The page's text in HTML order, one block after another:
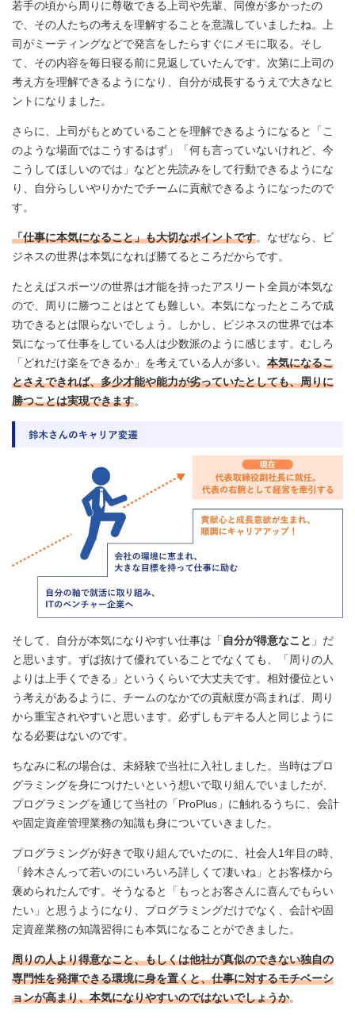
若手の頃から周りに尊敬できる上司や先輩、同僚が多かったの
で、その人たちの考えを理解することを意識していましたね。上
司がミーティングなどで発言をしたらすぐにメモに取る。そし
て、その内容を毎日寝る前に見返していたんです。次第に上司の
考え方を理解できるようになり、自分が成長するうえで大きなヒ
ントになりました。
さらに、上司がもとめていることを理解できるようになると「こ
のような場面ではこうするはず」「何も言っていないけれど、今
こうしてほしいのでは」などと先読みをして行動できるようにな
り、自分らしいやりかたでチームに貢献できるようになったので
す。
「仕事に本気になること」も大切なポイントです。なぜなら、ビ
ジネスの世界は本気になれば勝てるところだからです。
たとえばスポーツの世界は才能を持ったアスリート全員が本気な
ので、周りに勝つことはとても難しい。本気になったところで成
功できるとは限らないでしょう。しかし、ビジネスの世界では本
気になって仕事をしている人は少数派のように感じます。むしろ
「どれだけ楽をできるか」を考えている人が多い。 本気になるこ
とさえできれば、多少才能や能力が劣っていたとしても、周りに
勝つことは実現できます。
そして、自分が本気になりやすい仕事は「 自分が得意なこと 」だ
と思います。ずば抜けて優れていることでなくても、「周りの人
よりは上手くできる」というくらいで大丈夫です。相対優位とい
う考えがあるように、チームのなかでの貢献度が高まれば、周り
から重宝されやすいと思います。必ずしもデキる人と同じように
なる必要はないのです。
ちなみに私の場合は、未経験で当社に入社しました。当時はプロ
グラミングを身につけたいという想いで取り組んでいましたが、
プログラミングを通じて当社の「ProPlus」に触れるうちに、会計
や固定資産管理業務の知識も身についていきました。
プログラミングが好きで取り組んでいたのに、社会人1年目の時、
「鈴木さんって若いのにいろいろ詳しくて凄いね」とお客様から
褒められたんです。そうなると「もっとお客さんに喜んでもらい
たい」と思うようになり、プログラミングだけでなく、会計や固
定資産業務の知識習得にも本気になることができました。
周りの人より得意なこと、もしくは他社が真似のできない独自の
専門性を発揮できる環境に身を置くと、仕事に対するモチベーシ
ョンが高まり、本気になりやすいのではないでしょうか。